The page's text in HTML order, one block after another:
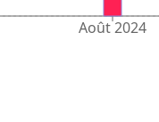
Août 2024